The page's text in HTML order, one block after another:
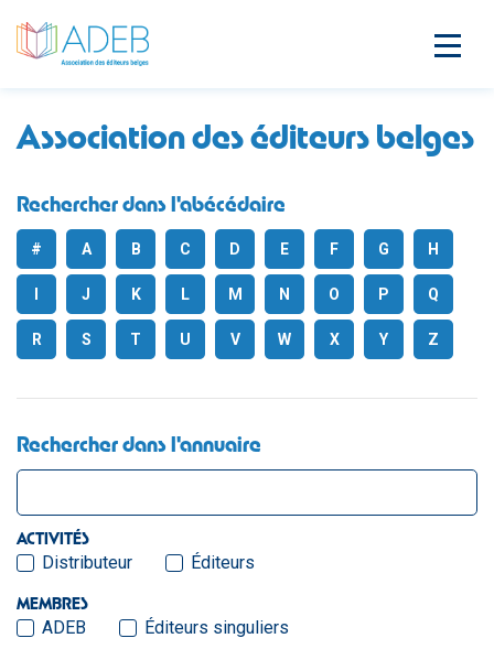
Association des éditeurs belges
Rechercher dans l'abécédaire
# A B C D E F G H
J K L M N O P Q
R S T U V W X Y Z
Rechercher dans l'annuaire
ACTIVITÉS
Distributeur Éditeurs
MEMBRES
ADEB
Éditeurs singuliers